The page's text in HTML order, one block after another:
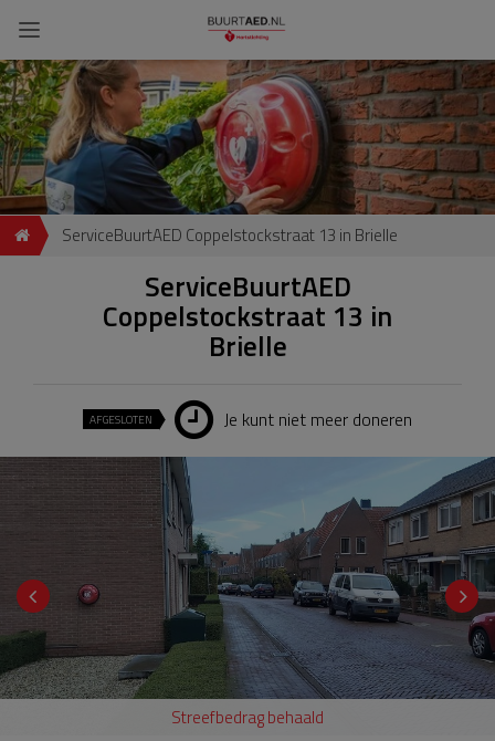
ServiceBuurtAED Coppelstockstraat 13 in Brielle
ServiceBuurtAED
Coppelstockstraat 13 in
Brielle
AFGESLOTEN Je kunt niet meer doneren
Streefbedrag behaald